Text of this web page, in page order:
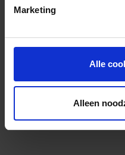
Marketing
Alle
Alleen